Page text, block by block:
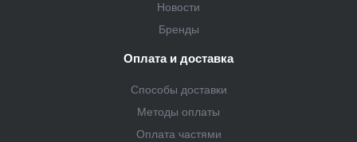
Новости
Бренды
Оплата и доставка
Способы доставки
Методы оплаты
Оплата частями